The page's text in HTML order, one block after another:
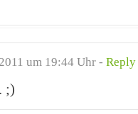
um 19:44 Uhr - Reply
;)